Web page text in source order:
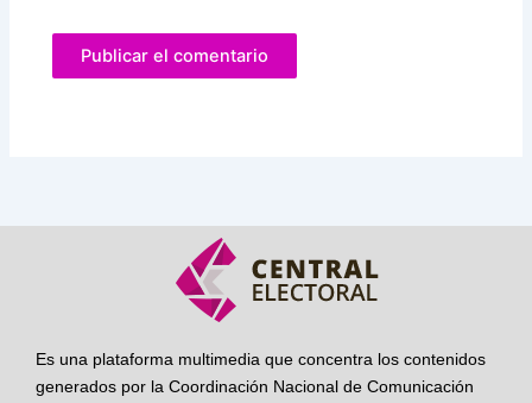
Es una plataforma multimedia que concentra los contenidos
generados por la Coordinación Nacional de Comunicación